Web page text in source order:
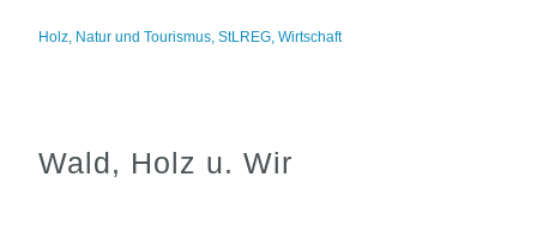
Holz, Natur und Tourismus,StLREG,Wirtschaft
Wald, Holz u. Wir